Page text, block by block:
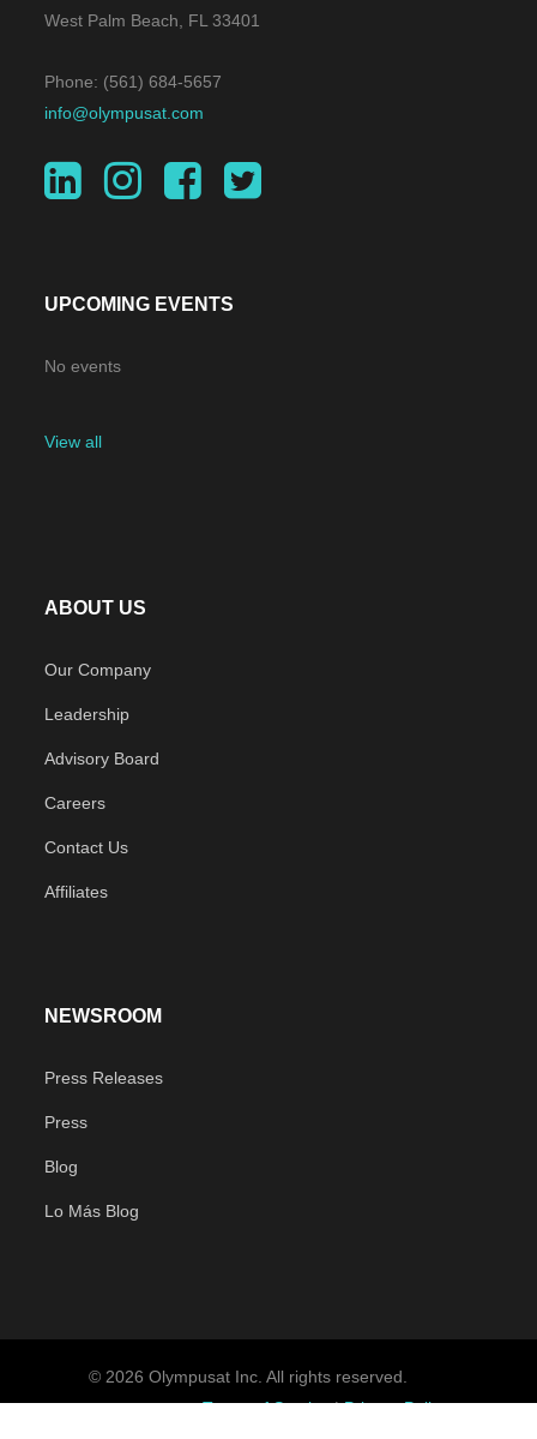
West Palm Beach, FL 33401
Phone: (561) 684-5657
info@olympusat.com
UPCOMING EVENTS
No events
View all
ABOUT US
Our Company
Leadership
Advisory Board
Careers
Contact Us
Affiliates
NEWSROOM
Press Releases
Press
Blog
Lo Más Blog
© 2026 Olympusat Inc. All rights reserved.
Terms of Service|Privacy Policy